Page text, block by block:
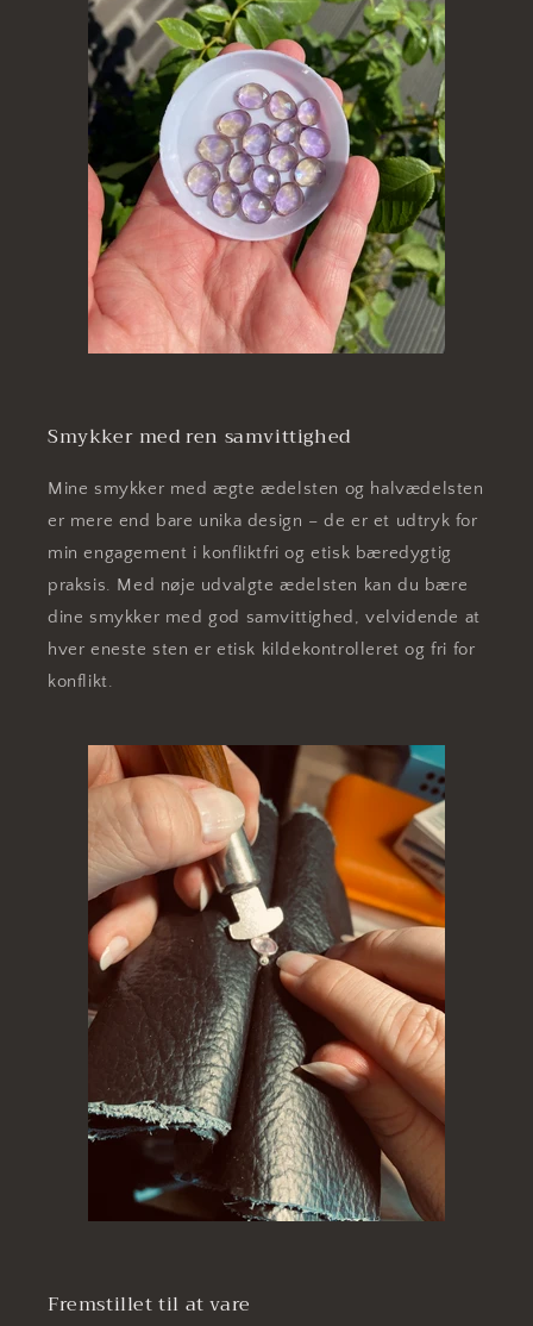
Smykker med ren samvittighed
Mine smykker med ægte ædelsten og halvædelsten
er mere end bare unika design – de er et udtryk for
min engagement i konfliktfri og etisk bæredygtig
praksis. Med nøje udvalgte ædelsten kan du bære
dine smykker med god samvittighed, velvidende at
hver eneste sten er etisk kildekontrolleret og fri for
konflikt.
Fremstillet til at vare